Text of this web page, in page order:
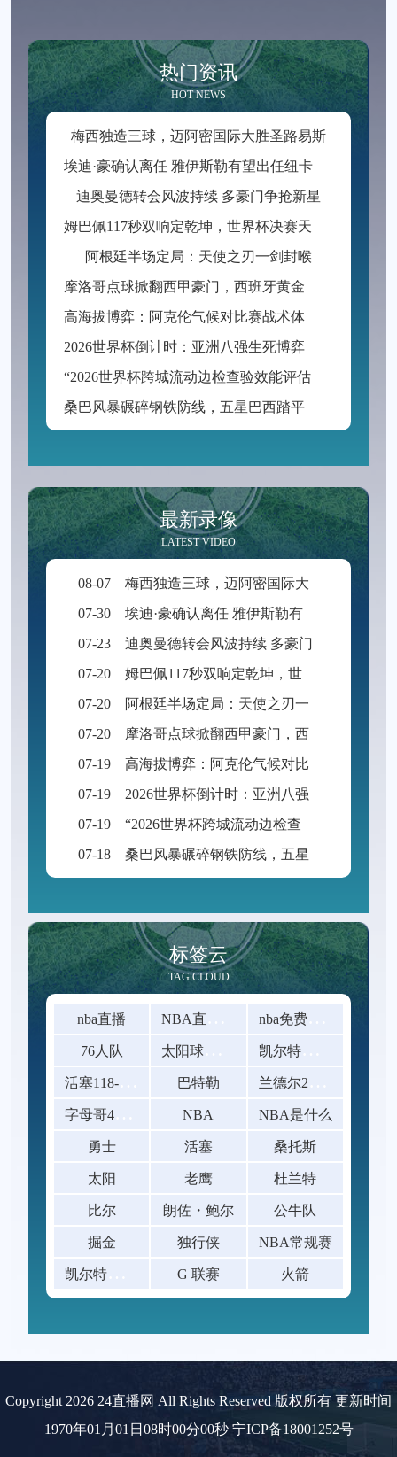
热门资讯
HOT NEWS
梅西独造三球，迈阿密国际大胜圣路易斯
迪奥曼德转会风波持续 多豪门争抢新星
阿根廷半场定局：天使之刃一剑封喉
最新录像
LATEST VIDEO
08-07
梅西独造三球，迈阿密国际大胜圣路易斯
07-30
埃迪·豪确认离任 雅伊斯勒有望出任纽卡新帅
07-23
迪奥曼德转会风波持续 多豪门争抢新星
07-20
姆巴佩117秒双响定乾坤，世界杯决赛天神下凡逆转封神
07-20
阿根廷半场定局：天使之刃一剑封喉
07-20
摩洛哥点球掀翻西甲豪门，西班牙黄金一代悲情谢幕
07-19
高海拔博弈：阿克伦气候对比赛战术体系的隐性重构
07-19
2026世界杯倒计时：亚洲八强生死博弈，预选赛格局迎来颠覆性洗牌
07-19
“2026世界杯跨城流动边检查验效能评估与三关协同优化路径”
07-18
桑巴风暴碾碎钢铁防线，五星巴西踏平征途直指王座
标签云
TAG CLOUD
nba直播 n
ba免费在线高清直播
76人队 凯
尔特人以92-105不敌雷霆
巴特勒 兰
德尔23+10爱德华兹19中5 森林狼
NBA NBA是什么
勇士 活塞 桑托斯
太阳 老鹰 杜兰特
比尔 朗佐・鲍尔 公牛队
掘金 独行侠 NBA常规赛
G 联赛 火箭
Copyright 2026 24直播网 All Rights Reserved 版权所有 更新时间
1970年01月01日08时00分00秒 宁ICP备18001252号